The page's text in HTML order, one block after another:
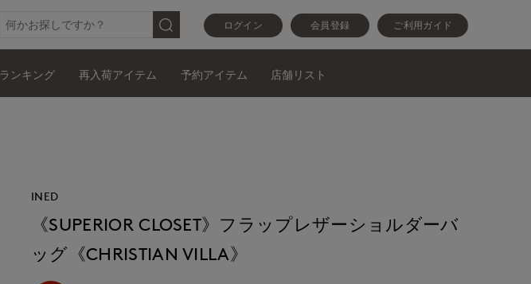
ログイン 会員登録 ご利用ガイド
ランキング 再入荷アイテム 予約アイテム 店舗リスト
INED
《SUPERIOR CLOSET》フラップレザーショルダーバ
ッグ《CHRISTIAN VILLA》